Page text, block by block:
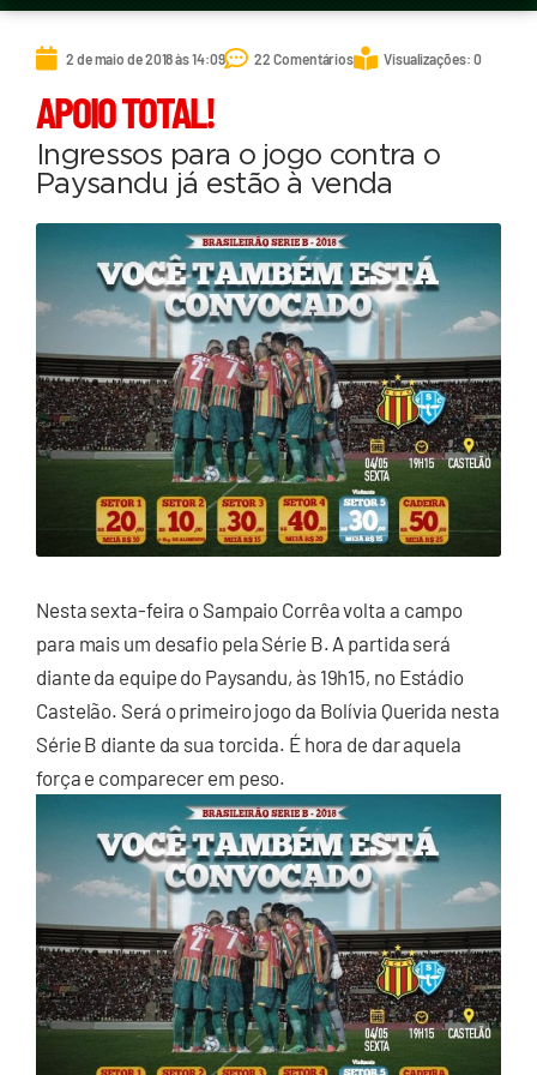
2 de maio de 2018 às 14:09 22 Comentários Visualizações: 0
APOIO TOTAL!
Ingressos para o jogo contra o
Paysandu já estão à venda
Nesta sexta-feira o Sampaio Corrêa volta a campo
para mais um desafio pela Série B. A partida será
diante da equipe do Paysandu, às 19h15, no Estádio
Castelão. Será o primeiro jogo da Bolívia Querida nesta
Série B diante da sua torcida. É hora de dar aquela
força e comparecer em peso.